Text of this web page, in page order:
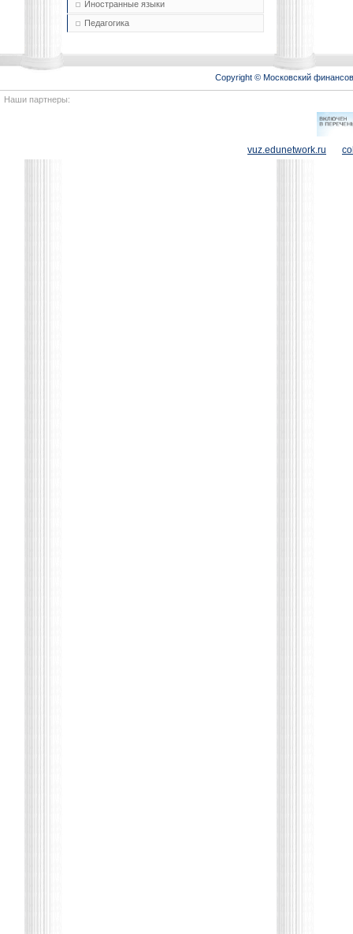
Иностранные языки
Педагогика
Copyright © Московский
Наши партнеры:
vuz.edunetwork.ru